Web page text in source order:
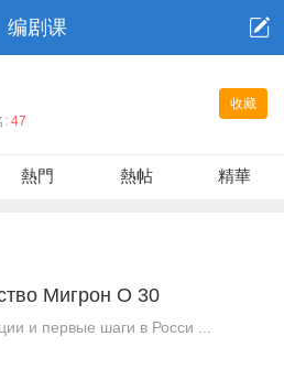
编剧课
收藏
: 47
熱門 熱帖 精華
Мигрон O 30
и первые шаги в Росси ...